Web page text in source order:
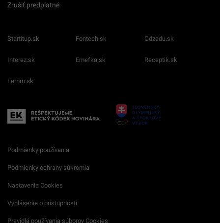
Zrušiť predplatné
Startitup.sk Fontech.sk Odzadu.sk
Interez.sk Emefka.sk Receptik.sk
Femm.sk
Podmienky používania
Podmienky ochrany súkromia
Nastavenia Cookies
Vyhlásenie o prístupnosti
Pravidlá používania súborov Cookies